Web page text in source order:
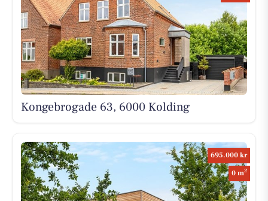
Kongebrogade 63, 6000 Kolding
695.000 kr
0 m2